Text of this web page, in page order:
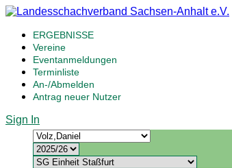
ERGEBNISSE
Vereine
Eventanmeldungen
Terminliste
An-/Abmelden
Antrag neuer Nutzer
Sign In